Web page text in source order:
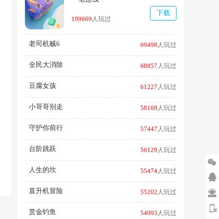
199669 人玩过
下载
老司机贼6 69498 人玩过
全民大消除 68857 人玩过
豆腐女孩 61227 人玩过
小哥哥别走 58169 人玩过
守护你前行 57447 人玩过
台阶跳跃 56129 人玩过
人生的坎 55474人玩过
直升机冒险 55202 人玩过
赏金钓鱼 54093 人玩过



